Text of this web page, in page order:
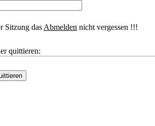
Sitzung das Abmelden nicht vergessen !!!
quittieren: